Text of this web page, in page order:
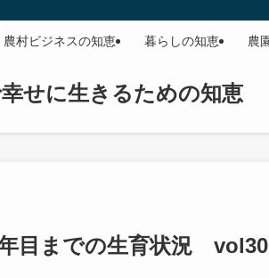
せに生きるための知恵
農村ビジネスの知恵 暮らしの知恵 農
目までの生育状況